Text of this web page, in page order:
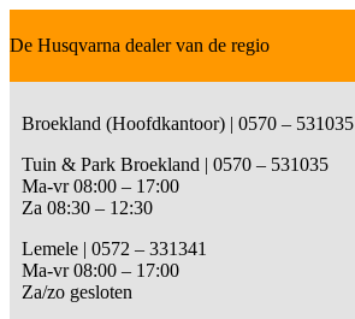
De Husqvarna dealer van de regio
Broekland (Hoofdkantoor) | 0570 – 531035
Tuin & Park Broekland | 0570 – 531035
Ma-vr 08:00 – 17:00
Za 08:30 – 12:30
Lemele | 0572 – 331341
Ma-vr 08:00 – 17:00
Za/zo gesloten